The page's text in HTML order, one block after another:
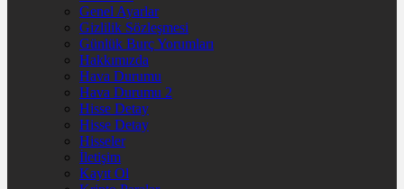
Genel Ayarlar
Gizlilik Sözleşmesi
Günlük Burç Yorumları
Hakkımızda
Hava Durumu
Hava Durumu 2
Hisse Detay
Hisse Detay
Hisseler
İletişim
Kayıt Ol